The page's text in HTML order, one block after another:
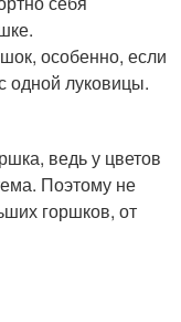
особенно, если
одной луковицы.
ведь у цветов
Поэтому не
горшков, от